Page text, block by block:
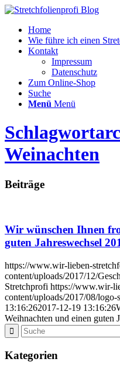
Home
Wie führe ich einen
Kontakt
Impressum
Datenschutz
Zum Online-Shop
Suche
Menü Menü
Weinachten
Beiträge
Wir wünschen Ihnen
guten Jahreswechsel
https://www.wir-lieben-
content/uploads/2017/12/
Stretchprofi https://www.wir-
content/uploads/2017/08/logo-
13:16:262017-12-19 13:16:26
Weihnachten und einen guten
Kategorien